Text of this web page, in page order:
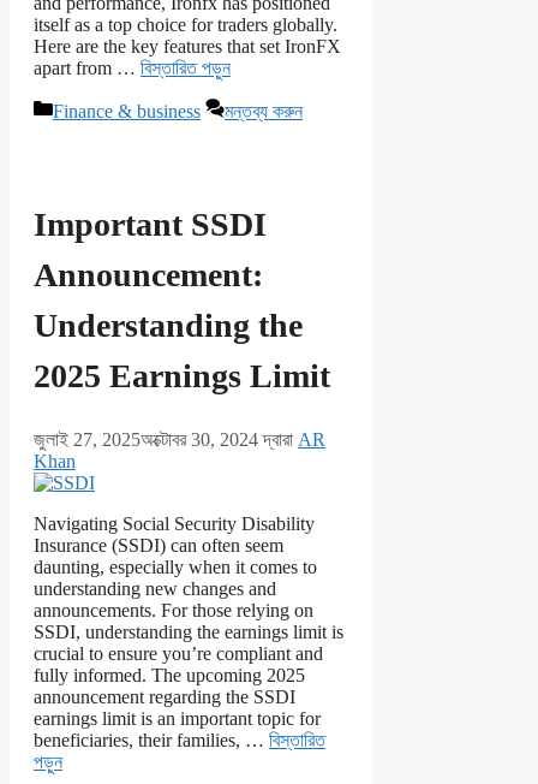
itself as a top choice for traders globally.
Here are the key features that set IronFX
apart from … বিস্তারিত পড়ুন
বিভাগ
Finance & business মন্তব্য করুন
Important SSDI
Announcement:
Understanding the
2025 Earnings Limit
জুলাই 27, 2025অক্টোবর 30, 2024 দ্বারা AR
Khan
Navigating Social Security Disability
Insurance (SSDI) can often seem
daunting, especially when it comes to
understanding new changes and
announcements. For those relying on
SSDI, understanding the earnings limit is
crucial to ensure you’re compliant and
fully informed. The upcoming 2025
announcement regarding the SSDI
earnings limit is an important topic for
beneficiaries, their families, … বিস্তারিত
পড়ুন